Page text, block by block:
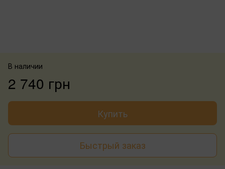
В наличии
2 740 грн
Купить
Быстрый заказ